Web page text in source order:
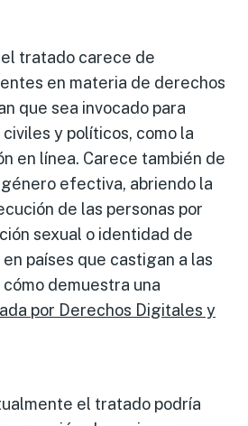
tratado carece de
en materia de derechos
que sea invocado para
y políticos, como la
en línea. Carece también de
efectiva, abriendo la
de las personas por
sexual o identidad de
países que castigan a las
demuestra una
por Derechos Digitales y
el tratado podría